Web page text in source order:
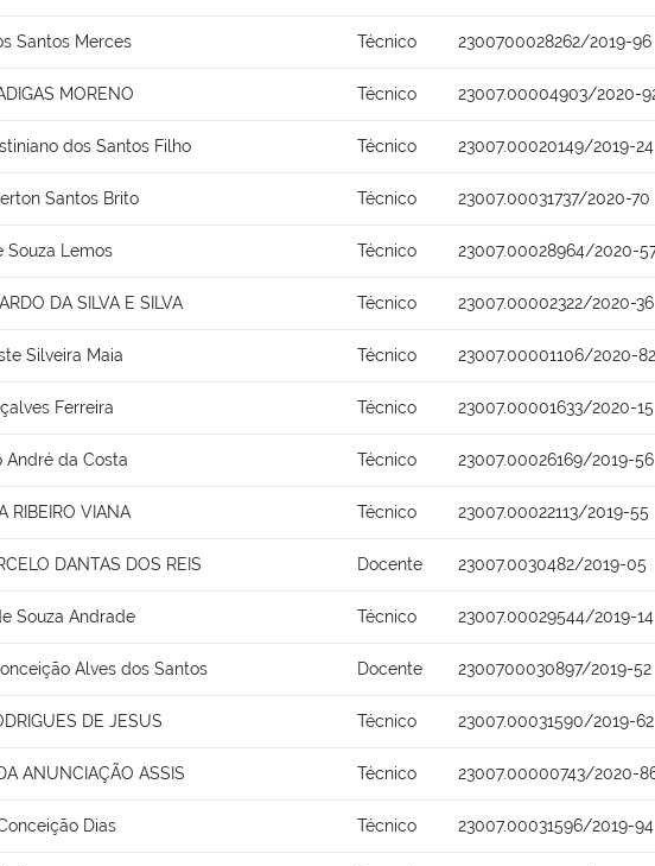
Santos Merces Técnico 2300700028262/2019-96
MORENO Técnico 23007.00004903/2020-
dos Santos Filho Técnico 23007.00020149/2019-24
Santos Brito Técnico 23007.00031737/2020-70
Souza Lemos Técnico 23007.00028964/2020-
DA SILVA E SILVA Técnico 23007.00002322/2020-36
Silveira Maia Técnico 23007.00001106/2020-82
Ferreira Técnico 23007.00001633/2020-15
André da Costa Técnico 23007.00026169/2019-56
RIBEIRO VIANA Técnico 23007.00022113/2019-55
DANTAS DOS REIS Docente 23007.0030482/2019-05
Souza Andrade Técnico 23007.00029544/2019-14
Alves dos Santos Docente 2300700030897/2019-52
DE JESUS Técnico 23007.00031590/2019-62
ANUNCIAÇÃO ASSIS Técnico 23007.00000743/2020-
Dias Técnico 23007.00031596/2019-94